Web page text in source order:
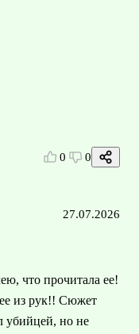
0 0
27.07.2026
что прочитала ее!
ее из рук!! Сюжет
убийцей, но не